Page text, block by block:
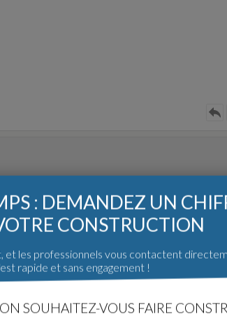
raidisseur dans tes murs? étonnant! Et pour les
à l'extrême en réalisant également l'arase des
: DEMANDEZ UN
CONSTRUCTION
et les professionnels vous contactent
rapide et sans engagement !
SOUHAITEZ-VOUS FAIRE